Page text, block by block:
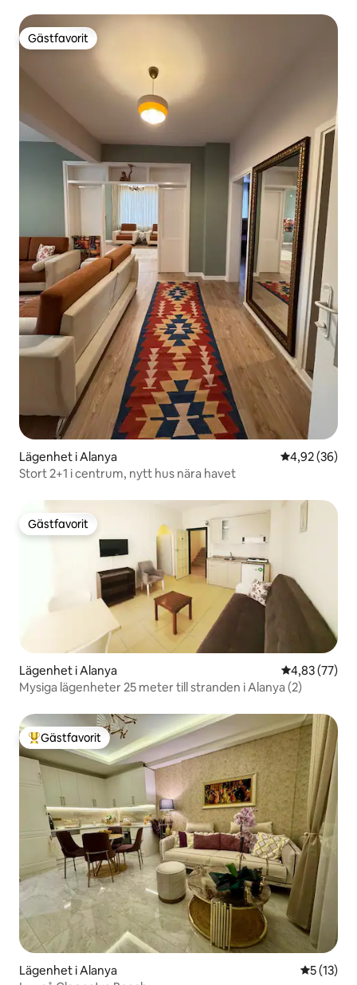
Gästfavorit
Gästfavorit
Lägenhet i Alanya 4,92 av 5 i
4,92 (36)
Stort 2+1 i centrum, nytt hus nära havet
Gästfavorit
Gästfavorit
Lägenhet i Alanya 4,83 av 5 i
4,83 (77)
Mysiga lägenheter 25 meter till stranden i Alanya (2)
Populär gästfavorit
Gästfavorit
Lägenhet i Alanya 5 av 5 i
5 (13)